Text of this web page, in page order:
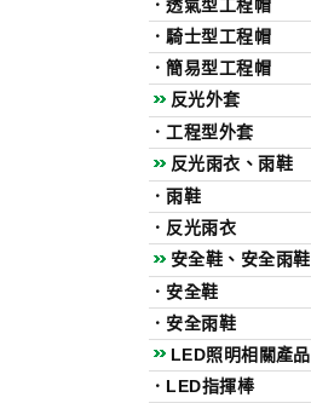
．透氣型工程帽
．騎士型工程帽
．簡易型工程帽
反光外套
． 工程型外套
反光雨衣、雨鞋
．雨鞋
． 反光雨衣
安全鞋、安全雨鞋
． 安全鞋
． 安全雨鞋
LED照明相關產品
． LED指揮棒